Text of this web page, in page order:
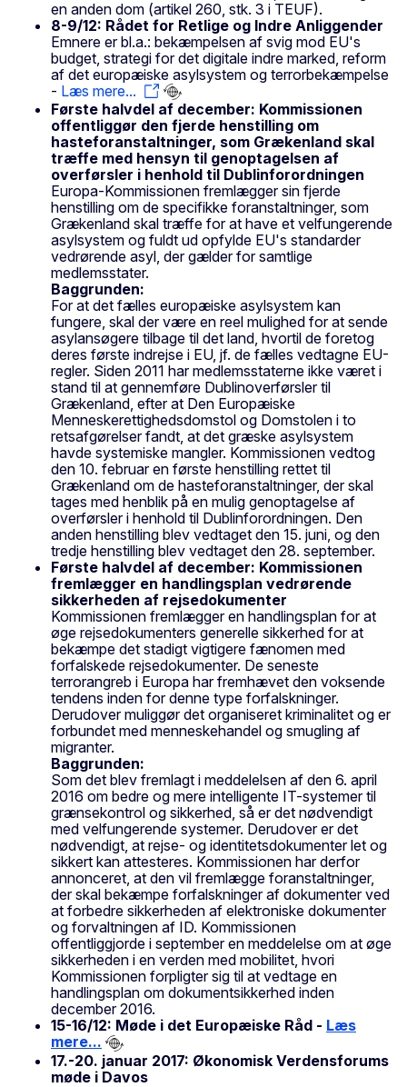
en anden dom (artikel 260, stk. 3 i TEUF).
8-9/12: Rådet for Retlige og Indre Anliggender
Emnere er bl.a.: bekæmpelsen af svig mod EU's
budget, strategi for det digitale indre marked, reform
af det europæiske asylsystem og terrorbekæmpelse
- Læs mere...
Første halvdel af december: Kommissionen
offentliggør den fjerde henstilling om
hasteforanstaltninger, som Grækenland skal
træffe med hensyn til genoptagelsen af
overførsler i henhold til Dublinforordningen
Europa-Kommissionen fremlægger sin fjerde
henstilling om de specifikke foranstaltninger, som
Grækenland skal træffe for at have et velfungerende
asylsystem og fuldt ud opfylde EU's standarder
vedrørende asyl, der gælder for samtlige
medlemsstater.
Baggrunden:
For at det fælles europæiske asylsystem kan
fungere, skal der være en reel mulighed for at sende
asylansøgere tilbage til det land, hvortil de foretog
deres første indrejse i EU, jf. de fælles vedtagne EU-
regler. Siden 2011 har medlemsstaterne ikke været i
stand til at gennemføre Dublinoverførsler til
Grækenland, efter at Den Europæiske
Menneskerettighedsdomstol og Domstolen i to
retsafgørelser fandt, at det græske asylsystem
havde systemiske mangler. Kommissionen vedtog
den 10. februar en første henstilling rettet til
Grækenland om de hasteforanstaltninger, der skal
tages med henblik på en mulig genoptagelse af
overførsler i henhold til Dublinforordningen. Den
anden henstilling blev vedtaget den 15. juni, og den
tredje henstilling blev vedtaget den 28. september.
Første halvdel af december: Kommissionen
fremlægger en handlingsplan vedrørende
sikkerheden af rejsedokumenter
Kommissionen fremlægger en handlingsplan for at
øge rejsedokumenters generelle sikkerhed for at
bekæmpe det stadigt vigtigere fænomen med
forfalskede rejsedokumenter. De seneste
terrorangreb i Europa har fremhævet den voksende
tendens inden for denne type forfalskninger.
Derudover muliggør det organiseret kriminalitet og er
forbundet med menneskehandel og smugling af
migranter.
Baggrunden:
Som det blev fremlagt i meddelelsen af den 6. april
2016 om bedre og mere intelligente IT-systemer til
grænsekontrol og sikkerhed, så er det nødvendigt
med velfungerende systemer. Derudover er det
nødvendigt, at rejse- og identitetsdokumenter let og
sikkert kan attesteres. Kommissionen har derfor
annonceret, at den vil fremlægge foranstaltninger,
der skal bekæmpe forfalskninger af dokumenter ved
at forbedre sikkerheden af elektroniske dokumenter
og forvaltningen af ID. Kommissionen
offentliggjorde i september en meddelelse om at øge
sikkerheden i en verden med mobilitet, hvori
Kommissionen forpligter sig til at vedtage en
handlingsplan om dokumentsikkerhed inden
december 2016.
15-16/12: Møde i det Europæiske Råd - Læs
mere...
17.-20. januar 2017: Økonomisk Verdensforums
møde i Davos